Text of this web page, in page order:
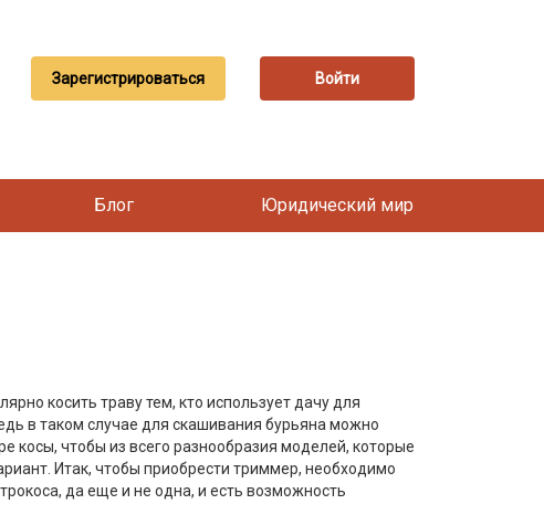
Зарегистрироваться Войти
Блог Юридический мир
косить траву тем, кто использует дачу для
в таком случае для скашивания бурьяна можно
косы, чтобы из всего разнообразия моделей, которые
Итак, чтобы приобрести триммер, необходимо
да еще и не одна, и есть возможность